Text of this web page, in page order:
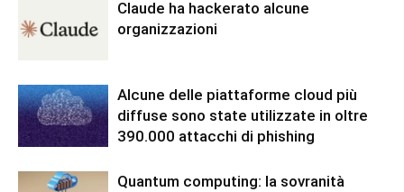
Claude ha hackerato alcune
organizzazioni
Alcune delle piattaforme cloud più
diffuse sono state utilizzate in oltre
390.000 attacchi di phishing
Quantum computing: la sovranità